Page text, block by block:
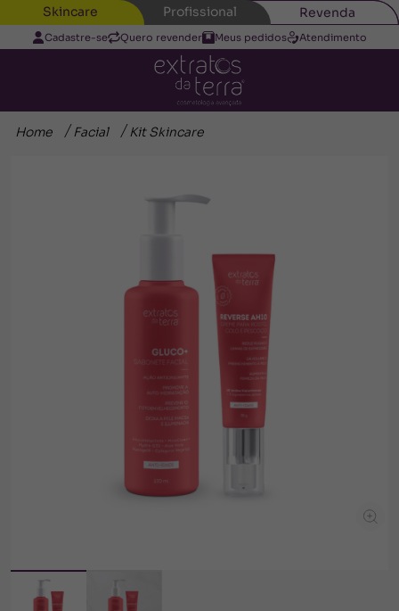
Skincare Profissional Revenda
Cadastre-se Quero revender Meus pedidos Atendimento
Home Facial Kit Skincare